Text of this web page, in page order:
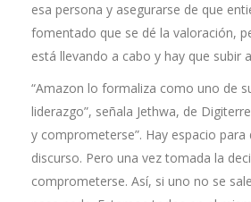
esa persona y asegurarse de que
fomentado que se dé la valoración,
está llevando a cabo y hay que subir
“Amazon lo formaliza como uno de
liderazgo”, señala Jethwa, de
y comprometerse”. Hay espacio para
discurso. Pero una vez tomada la
comprometerse. Así, si uno no se